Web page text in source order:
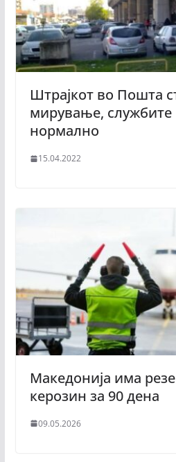
Штрајкот во Пошта
мирување, службите
нормално
15.04.2022
Македонија има
керозин за 90 дена
09.05.2026